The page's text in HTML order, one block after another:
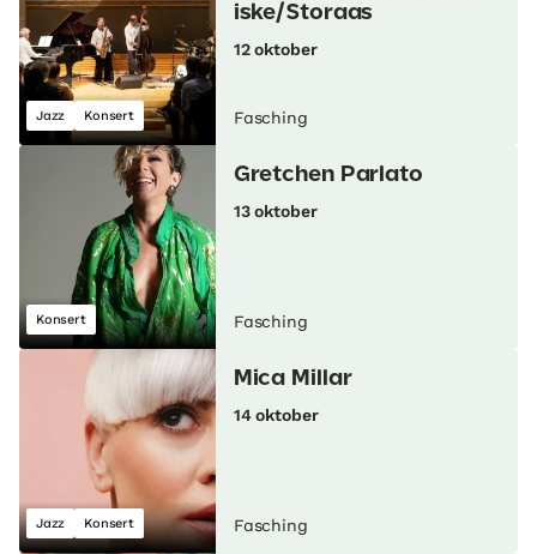
Jazz Konsert
iske/Storaas
12 oktober
Fasching
Konsert
Gretchen Parlato
13 oktober
Fasching
Jazz Konsert
Mica Millar
14 oktober
Fasching